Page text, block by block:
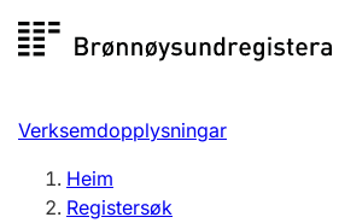
til
Registersøk
Aksjeselskap
Verksemdopplysningar
Heim
Registersøk